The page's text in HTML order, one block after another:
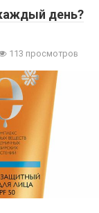
день?
113 просмотров